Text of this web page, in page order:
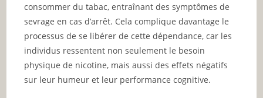
consommer du tabac, entraînant des symptômes de
sevrage en cas d’arrêt. Cela complique davantage le
processus de se libérer de cette dépendance, car les
individus ressentent non seulement le besoin
physique de nicotine, mais aussi des effets négatifs
sur leur humeur et leur performance cognitive.